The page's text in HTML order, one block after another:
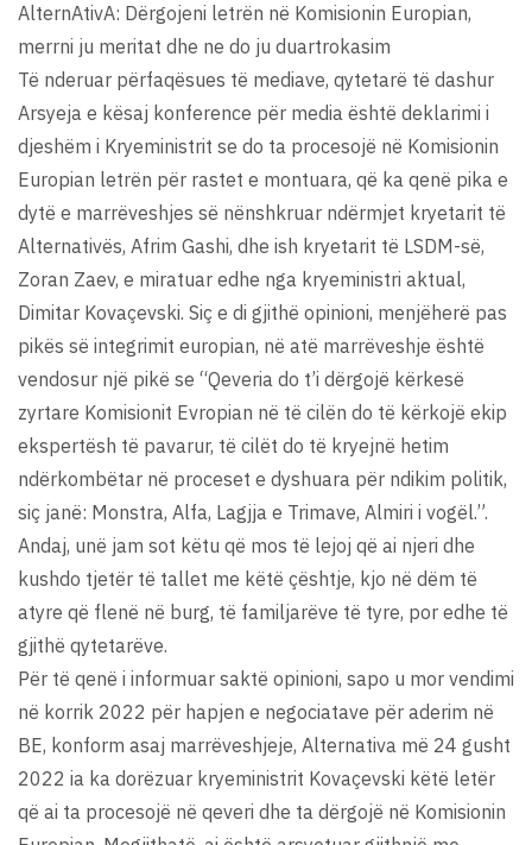
AlternAtivA: Dërgojeni letrën në Komisionin Europian,
merrni ju meritat dhe ne do ju duartrokasim
Të nderuar përfaqësues të mediave, qytetarë të dashur
Arsyeja e kësaj konference për media është deklarimi i
djeshëm i Kryeministrit se do ta procesojë në Komisionin
Europian letrën për rastet e montuara, që ka qenë pika e
dytë e marrëveshjes së nënshkruar ndërmjet kryetarit të
Alternativës, Afrim Gashi, dhe ish kryetarit të LSDM-së,
Zoran Zaev, e miratuar edhe nga kryeministri aktual,
Dimitar Kovaçevski. Siç e di gjithë opinioni, menjëherë pas
pikës së integrimit europian, në atë marrëveshje është
vendosur një pikë se “Qeveria do t’i dërgojë kërkesë
zyrtare Komisionit Evropian në të cilën do të kërkojë ekip
ekspertësh të pavarur, të cilët do të kryejnë hetim
ndërkombëtar në proceset e dyshuara për ndikim politik,
siç janë: Monstra, Alfa, Lagjja e Trimave, Almiri i vogël.”.
Andaj, unë jam sot këtu që mos të lejoj që ai njeri dhe
kushdo tjetër të tallet me këtë çështje, kjo në dëm të
atyre që flenë në burg, të familjarëve të tyre, por edhe të
gjithë qytetarëve.
Për të qenë i informuar saktë opinioni, sapo u mor vendimi
në korrik 2022 për hapjen e negociatave për aderim në
BE, konform asaj marrëveshjeje, Alternativa më 24 gusht
2022 ia ka dorëzuar kryeministrit Kovaçevski këtë letër
që ai ta procesojë në qeveri dhe ta dërgojë në Komisionin